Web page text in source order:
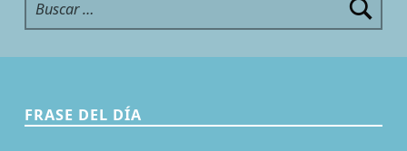
FRASE DEL DÍA